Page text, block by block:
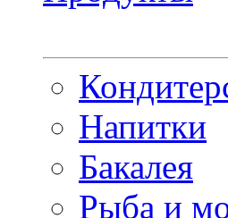
Напитки
Бакалея
Рыба и